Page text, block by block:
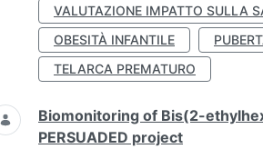
VALUTAZIONE IMPATTO SULLA
OBESITÀ INFANTILE
TELARCA PREMATURO
Biomonitoring of Bis(2-
PERSUADED project